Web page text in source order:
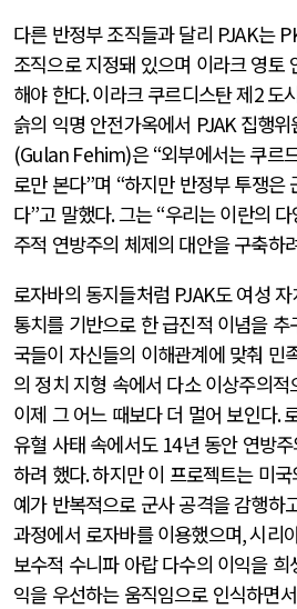
다른 반정부 조직들과 달리 PJAK는
조직으로 지정돼 있으며 이라크 영토
해야 한다.이라크 쿠르디스탄 제2도
슭의 익명 안전가옥에서 PJAK집행위
(Gulan Fehim)은“외부에서는 쿠르
로만 본다”며 “하지만 반정부 투쟁은
다”고 말했다.그는“우리는 이란의
주적 연방주의 체제의 대안을 구축하
로자바의 동지들처럼 PJAK도 여성
통치를 기반으로 한 급진적 이념을 추
국들이 자신들의 이해관계에 맞춰 민
의 정치 지형 속에서 다소 이상주의
이제 그 어느 때보다 더 멀어 보인다.
유혈 사태 속에서도 14년 동안 연방
하려 했다.하지만 이 프로젝트는 미
예가 반복적으로 군사 공격을 감행하
과정에서 로자바를 이용했으며,시리
보수적 수니파 아랍 다수의 이익을
익을 우선하는 움직임으로 인식하면